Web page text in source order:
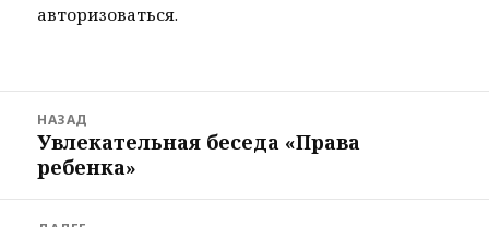
авторизоваться.
записям
НАЗАД
Предыдущая
запись:
Увлекательная беседа «Права
ребенка»